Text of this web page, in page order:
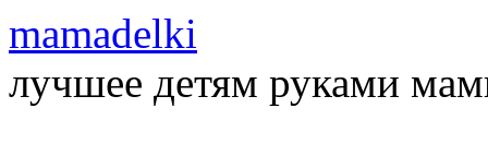
mamadelki
лучшее детям руками